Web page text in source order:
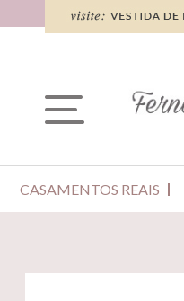
CASAMENTOS REAIS